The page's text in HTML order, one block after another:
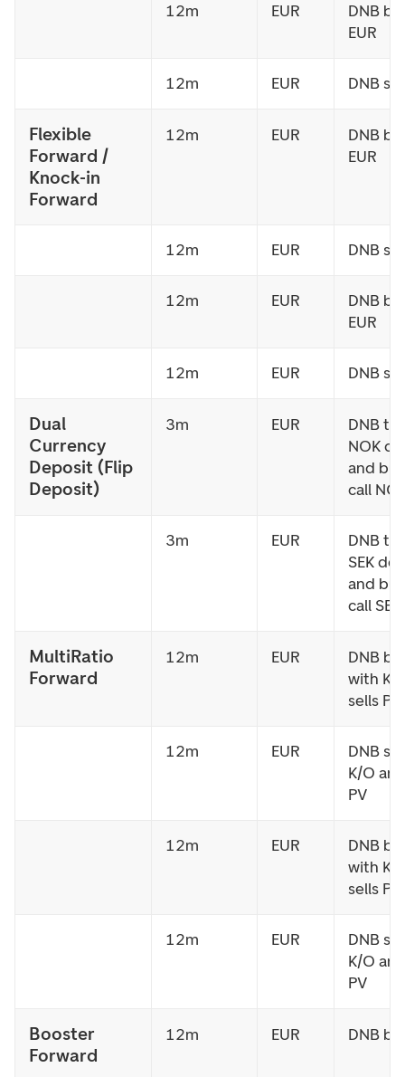
12m EUR
DNB
EUR
12m EUR DNB
Flexible
Forward /
Knock-in
Forward
12m EUR
DNB
EUR
12m EUR DNB
12m EUR
DNB
EUR
12m EUR DNB
Dual
Currency
Deposit (Flip
Deposit)
3m EUR
DNB
NOK
and
call
3m EUR
DNB
SEK
and
call
MultiRatio
Forward
12m EUR
DNB
with K/
sells PV
12m EUR
DNB
K/O
PV
12m EUR
DNB
with K/
sells PV
12m EUR
DNB
K/O
PV
Booster
Forward
12m EUR DNB